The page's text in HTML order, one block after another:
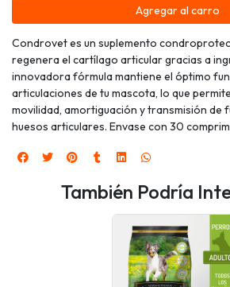
Agregar al carro
Condrovet es un suplemento
regenera el cartílago articular gracias a
innovadora fórmula mantiene el óptimo
articulaciones de tu mascota, lo que
movilidad, amortiguación y transmisión de
huesos articulares. Envase con 30
También Podría